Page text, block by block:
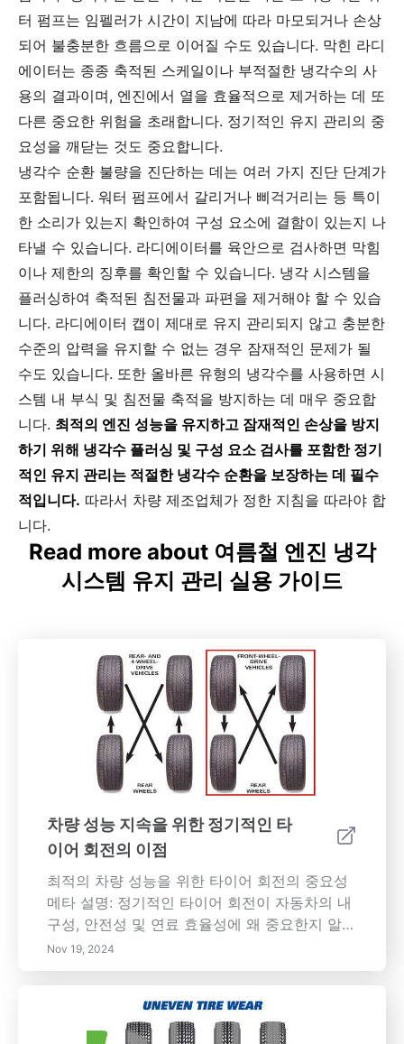
터 펌프는 임펠러가 시간이 지남에 따라 마모되거나 손상
되어 불충분한 흐름으로 이어질 수도 있습니다. 막힌 라디
에이터는 종종 축적된 스케일이나 부적절한 냉각수의 사
용의 결과이며, 엔진에서 열을 효율적으로 제거하는 데 또
다른 중요한 위험을 초래합니다. 정기적인 유지 관리의 중
요성을 깨닫는 것도 중요합니다.
냉각수 순환 불량을 진단하는 데는 여러 가지 진단 단계가
포함됩니다. 워터 펌프에서 갈리거나 삐걱거리는 등 특이
한 소리가 있는지 확인하여 구성 요소에 결함이 있는지 나
타낼 수 있습니다. 라디에이터를 육안으로 검사하면 막힘
이나 제한의 징후를 확인할 수 있습니다. 냉각 시스템을
플러싱하여 축적된 침전물과 파편을 제거해야 할 수 있습
니다. 라디에이터 캡이 제대로 유지 관리되지 않고 충분한
수준의 압력을 유지할 수 없는 경우 잠재적인 문제가 될
수도 있습니다. 또한 올바른 유형의 냉각수를 사용하면 시
스템 내 부식 및 침전물 축적을 방지하는 데 매우 중요합
니다. 최적의 엔진 성능을 유지하고 잠재적인 손상을 방지
하기 위해 냉각수 플러싱 및 구성 요소 검사를 포함한 정기
적인 유지 관리는 적절한 냉각수 순환을 보장하는 데 필수
적입니다. 따라서 차량 제조업체가 정한 지침을 따라야 합
니다.
Read more about 여름철 엔진 냉각
시스템 유지 관리 실용 가이드
차량 성능 지속을 위한 정기적인 타
이어 회전의 이점
최적의 차량 성능을 위한 타이어 회전의 중요성
메타 설명: 정기적인 타이어 회전이 자동차의 내
구성, 안전성 및 연료 효율성에 왜 중요한지 알아
보세요. 타이어 마모 패턴, 경제적 장점, 타이어
를 회전시키는 방법이 성능과 도로에서의 편안
요약: 정기적인 타이어 회전은 차량 건강을 유지
하는 데 필수적입니다. 다양한 타이어 마모 패턴
Nov 19, 2024